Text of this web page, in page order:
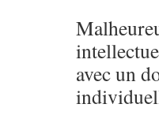
avec un